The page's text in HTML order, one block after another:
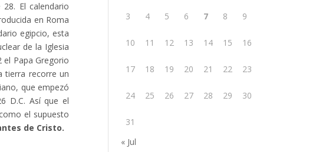
El calendario
en Roma
egipcio, esta
de la Iglesia
Papa Gregorio
tierra recorre un
que empezó
D.C. Así que el
el supuesto
de Cristo.
3 4 5 6 7 8 9
10 11 12 13 14 15 16
17 18 19 20 21 22 23
24 25 26 27 28 29 30
31
« Jul